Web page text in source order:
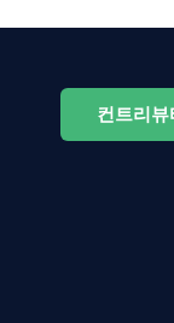
컨트리